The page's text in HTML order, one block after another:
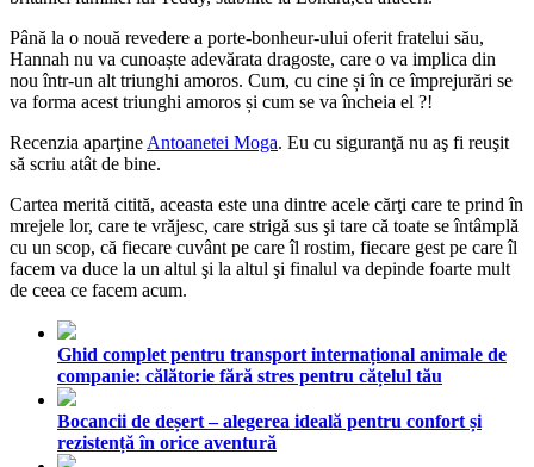
Până la o nouă revedere a porte-bonheur-ului oferit fratelui său,
Hannah nu va cunoaște adevărata dragoste, care o va implica din
nou într-un alt triunghi amoros. Cum, cu cine și în ce împrejurări se
va forma acest triunghi amoros și cum se va încheia el ?!
Recenzia aparţine Antoanetei Moga. Eu cu siguranţă nu aş fi reuşit
să scriu atât de bine.
Cartea merită citită, aceasta este una dintre acele cărţi care te prind în
mrejele lor, care te vrăjesc, care strigă sus şi tare că toate se întâmplă
cu un scop, că fiecare cuvânt pe care îl rostim, fiecare gest pe care îl
facem va duce la un altul şi la altul şi finalul va depinde foarte mult
de ceea ce facem acum.
Ghid complet pentru transport internațional animale de
companie: călătorie fără stres pentru cățelul tău
Bocancii de deșert – alegerea ideală pentru confort și
rezistență în orice aventură